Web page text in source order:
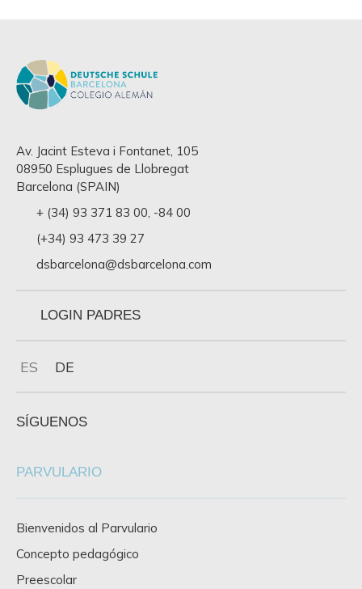
Av. Jacint Esteva i Fontanet, 105
08950 Esplugues de Llobregat
Barcelona (SPAIN)
+ (34) 93 371 83 00, -84 00
(+34) 93 473 39 27
dsbarcelona@dsbarcelona.com
LOGIN PADRES
ES DE
SÍGUENOS
PARVULARIO
Bienvenidos al Parvulario
Concepto pedagógico
Preescolar